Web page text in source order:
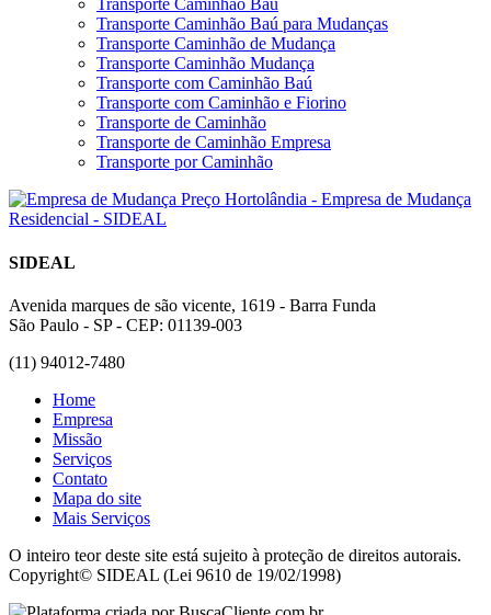
Transporte Caminhão Baú
Transporte Caminhão Baú para Mudanças
Transporte Caminhão de Mudança
Transporte Caminhão Mudança
Transporte com Caminhão Baú
Transporte com Caminhão e Fiorino
Transporte de Caminhão
Transporte de Caminhão Empresa
Transporte por Caminhão
SIDEAL
Avenida marques de são vicente, 1619 - Barra Funda
São Paulo - SP - CEP: 01139-003
(11) 94012-7480
Home
Empresa
Missão
Serviços
Contato
Mapa do site
Mais Serviços
O inteiro teor deste site está sujeito à proteção de direitos autorais.
Copyright© SIDEAL (Lei 9610 de 19/02/1998)